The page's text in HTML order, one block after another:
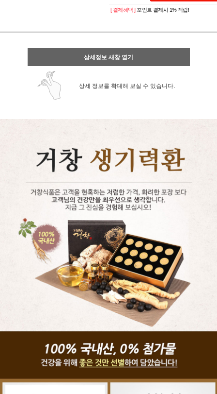
페이코 ID로 페
[ 결제혜택 ] 포인트 결제시 1% 적립!
상세정보 새창 열기
상세 정보를 확대해 보실 수 있습니다.